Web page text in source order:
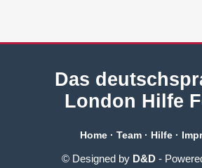
Das
London Hilfe
Home · Team · Hilfe ·
© Designed by D&D -